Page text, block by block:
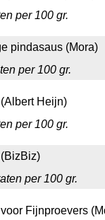
per 100 gr.
pindasaus (Mora)
per 100 gr.
Heijn)
per 100 gr.
per 100 gr.
Fijnproevers